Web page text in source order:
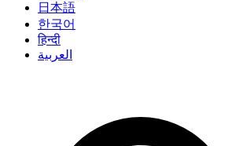
日本語
한국어
हिन्दी
العربية